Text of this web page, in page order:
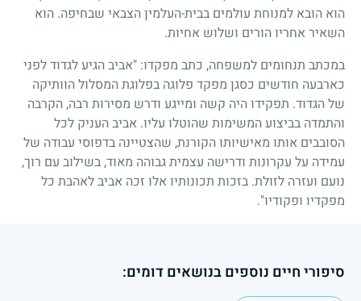
הוא הובא למנוחת עולמים בבית-העלמין הצבאי שבחיפה. הוא
השאיר אחריו הורים ושלוש אחיות.
במכתב תנחומים למשפחה, כתב מפקדו: "אביב הגיע לגדוד לפני
כארבעה חודשים כסגן מפקד פלוגה בפלוגת המסלול הוותיקה
של הגדוד. תפקידו היה קשה ומייגע ודרש מסירות רבה, הקרבה
והתמדה בביצוע המשימות שהוטלו עליו. אביב העניק לכל
הסובבים אותו מאישיותו הקורנת, שהצטיינה בדפוסי עבודה של
עמידה על עקרונות ודרישה עצמית גבוהה מאוד, בשילוב עם רוך,
נועם ועזרה לזולת. בזכות תכונותיו אלו זכה אביב לאהבת כל
מפקדיו ופקודיו".
סיפורי חיים נוספים בנושאים דומים: